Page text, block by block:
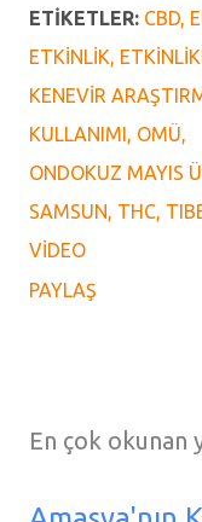
Fotoğraf Kaynak:
https://
paneli-duzenlendi
Video Kaynak: İHA /
https://
Konuyla ilgili Diğer
ETIKETLER: CBD
ETKINLIK
KENEVIR
KULLANIMI OMÜ
ONDOKUZ MAYIS
SAMSUN THC
VIDEO
PAYLAŞ
En çok okunan